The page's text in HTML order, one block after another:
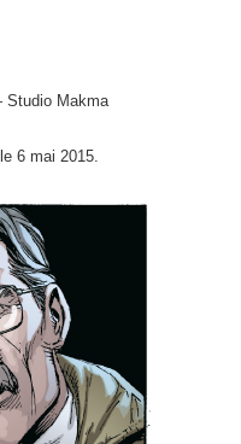
Studio Makma
6 mai 2015.